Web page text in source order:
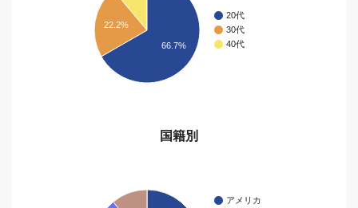
20代
30代
40代
22.2%
66.7%
国籍別
アメリカ